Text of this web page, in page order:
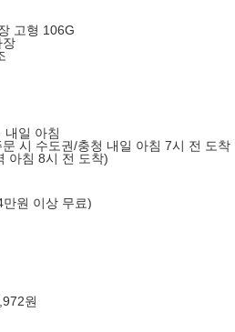
고형 106G
장
내일 아침
시 수도권/충청 내일 아침 7시 전 도착
아침 8시 전 도착)
원 이상 무료)
원